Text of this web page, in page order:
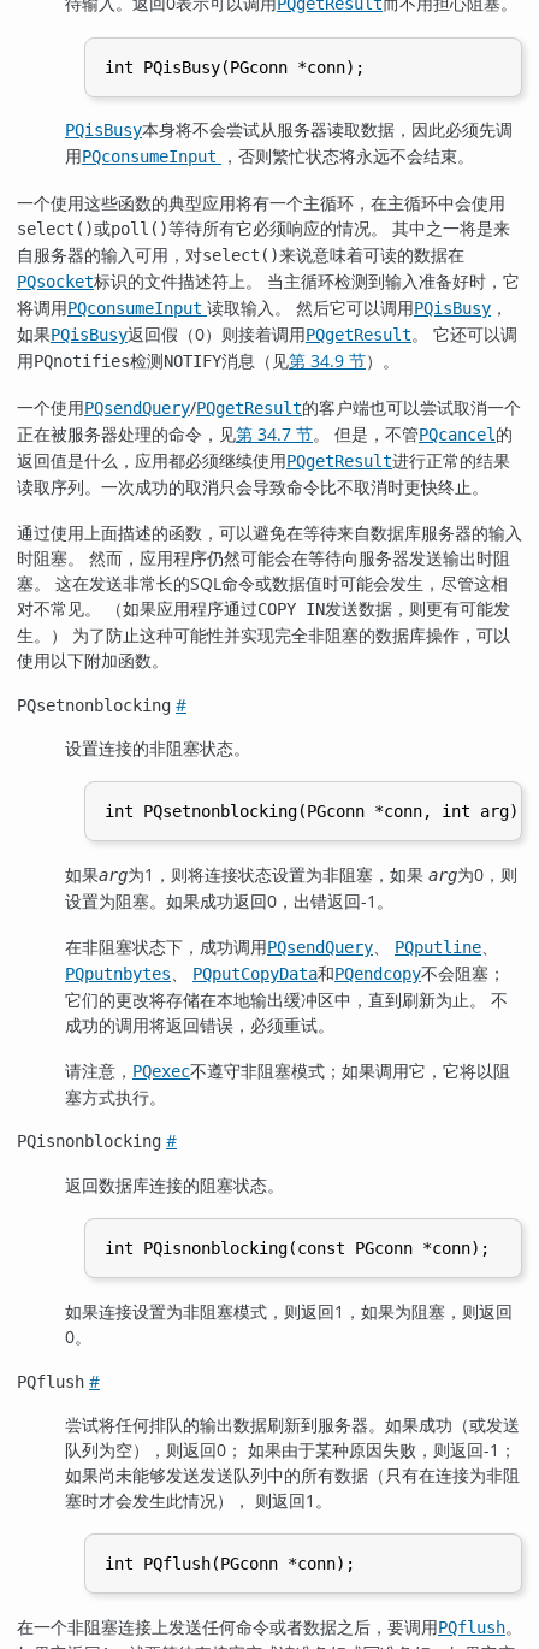
PQisBusy本身将不会尝试从服务器读取数据，因此必须先调
用PQconsumeInput ，否则繁忙状态将永远不会结束。
一个使用这些函数的典型应用将有一个主循环，在主循环中会使用
select()或poll()等待所有它必须响应的情况。 其中之一将是来
自服务器的输入可用，对select()来说意味着可读的数据在
PQsocket标识的文件描述符上。 当主循环检测到输入准备好时，它
将调用PQconsumeInput 读取输入。 然后它可以调用PQisBusy ，
如果PQisBusy返回假（0）则接着调用PQgetResult。 它还可以调
用PQnotifies检测NOTIFY消息（见第 34.9 节）。
一个使用PQsendQuery/PQgetResult的客户端也可以尝试取消一个
正在被服务器处理的命令，见第 34.7 节。 但是，不管PQcancel 的
返回值是什么，应用都必须继续使用PQgetResult进行正常的结果
读取序列。一次成功的取消只会导致命令比不取消时更快终止。
通过使用上面描述的函数，可以避免在等待来自数据库服务器的输入
时阻塞。 然而，应用程序仍然可能会在等待向服务器发送输出时阻
塞。 这在发送非常长的SQL命令或数据值时可能会发生，尽管这相
对不常见。 （如果应用程序通过COPY IN发送数据，则更有可能发
生。） 为了防止这种可能性并实现完全非阻塞的数据库操作，可以
使用以下附加函数。
PQsetnonblocking #
设置连接的非阻塞状态。
如果arg为1，则将连接状态设置为非阻塞，如果 arg为0，则
设置为阻塞。如果成功返回0，出错返回-1。
在非阻塞状态下，成功调用PQsendQuery PQputline
PQputnbytes PQputCopyData和PQendcopy不会阻塞；
它们的更改将存储在本地输出缓冲区中，直到刷新为止。 不
成功的调用将返回错误，必须重试。
请注意， PQexec不遵守非阻塞模式；如果调用它，它将以阻
塞方式执行。
PQisnonblocking #
返回数据库连接的阻塞状态。
如果连接设置为非阻塞模式，则返回1，如果为阻塞，则返回
0。
PQflush #
尝试将任何排队的输出数据刷新到服务器。如果成功（或发送
队列为空），则返回0； 如果由于某种原因失败，则返回-1；
如果尚未能够发送发送队列中的所有数据（只有在连接为非阻
塞时才会发生此情况）， 则返回1。
在一个非阻塞连接上发送任何命令或者数据之后，要调用PQflush。